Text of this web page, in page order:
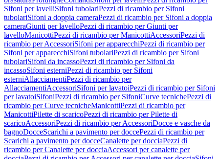
Sifoni per lavelliSifoni tubolariPezzi di ricambio per Sifoni
tubolariSifoni a doppia cameraPezzi di ricambio per Sifoni a doppia
cameraGiunti per lavelloPezzi di ricambio per Giunti per
lavelloManicottiPezzi di ricambio per ManicottiAccessoriPezzi di
ricambio per AccessoriSifoni per apparecchiPezzi di ricambio per
Sifoni per apparecchiSifoni tubolariPezzi di ricambio per Sifoni
tubolariSifoni da incassoPezzi di ricambio per Sifoni da
incassoSifoni esterniPezzi di ricambio per Sifoni
esterniAllacciamentiPezzi di ricambio per
AllacciamentiAccessoriSifoni per lavatoiPezzi di ricambio per Sifoni
per lavatoiSifoniPezzi di ricambio per SifoniCurve tecnichePezzi di
ricambio per Curve tecnicheManicottiPezzi di ricambio per
ManicottiPilette di scaricoPezzi di ricambio per Pilette di
scaricoAccessoriPezzi di ricambio per AccessoriDocce e vasche da
bagnoDocceScarichi a pavimento per doccePezzi di ricambio per
Scarichi a pavimento per docceCanalette per docciaPezzi di
ricambio per Canalette per docciaAccessori per canalette per